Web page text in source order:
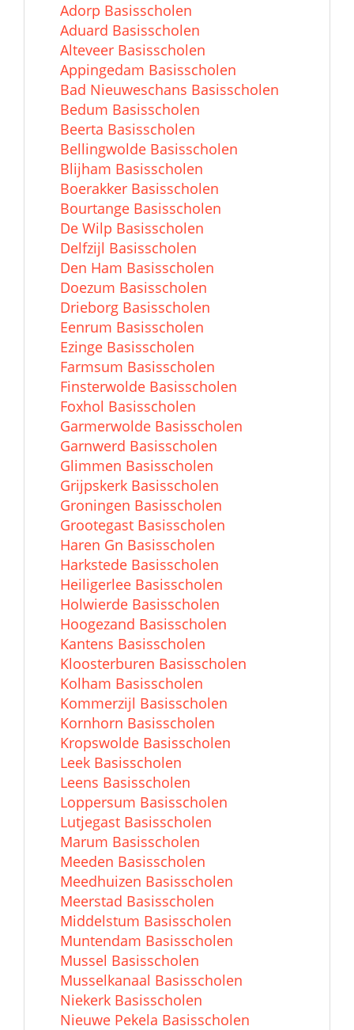
Adorp Basisscholen
Aduard Basisscholen
Alteveer Basisscholen
Appingedam Basisscholen
Bad Nieuweschans Basisscholen
Bedum Basisscholen
Beerta Basisscholen
Bellingwolde Basisscholen
Blijham Basisscholen
Boerakker Basisscholen
Bourtange Basisscholen
De Wilp Basisscholen
Delfzijl Basisscholen
Den Ham Basisscholen
Doezum Basisscholen
Drieborg Basisscholen
Eenrum Basisscholen
Ezinge Basisscholen
Farmsum Basisscholen
Finsterwolde Basisscholen
Foxhol Basisscholen
Garmerwolde Basisscholen
Garnwerd Basisscholen
Glimmen Basisscholen
Grijpskerk Basisscholen
Groningen Basisscholen
Grootegast Basisscholen
Haren Gn Basisscholen
Harkstede Basisscholen
Heiligerlee Basisscholen
Holwierde Basisscholen
Hoogezand Basisscholen
Kantens Basisscholen
Kloosterburen Basisscholen
Kolham Basisscholen
Kommerzijl Basisscholen
Kornhorn Basisscholen
Kropswolde Basisscholen
Leek Basisscholen
Leens Basisscholen
Loppersum Basisscholen
Lutjegast Basisscholen
Marum Basisscholen
Meeden Basisscholen
Meedhuizen Basisscholen
Meerstad Basisscholen
Middelstum Basisscholen
Muntendam Basisscholen
Mussel Basisscholen
Musselkanaal Basisscholen
Niekerk Basisscholen
Nieuwe Pekela Basisscholen